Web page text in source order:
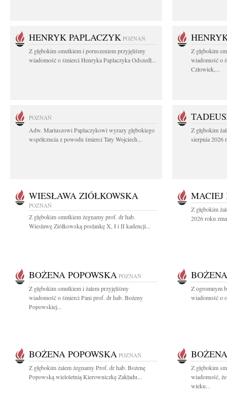
HENRYK PAPLACZYK POZNAŃ
Z głębokim smutkiem i poruszeniem przyjęliśmy
wiadomość o śmierci Henryka Paplaczyka Odszedł...
Z głębokim
wiadomość o
Człowiek,...
POZNAŃ
Adw. Mariuszowi Paplaczykowi wyrazy głębokiego
współczucia z powodu śmierci Taty Wojciech...
Z głębokim
sierpnia 2026
WIESŁAWA ZIÓŁKOWSKA
POZNAŃ
Z głębokim smutkiem żegnamy prof. dr hab.
Wiesławę Ziółkowską posłankę X, I i II kadencji...
Z głębokim
2026 roku
BOŻENA POPOWSKA POZNAŃ
Z głębokim smutkiem i żalem przyjęliśmy
wiadomość o śmierci Pani prof. dr hab. Bożeny
Popowskiej...
Z ogromnym
wiadomość o
BOŻENA POPOWSKA POZNAŃ
Z głębokim żalem żegnamy Prof. dr hab. Bożenę
Popowską wieloletnią Kierowniczkę Zakładu...
Z głębokim
wiadomość,
wieku...